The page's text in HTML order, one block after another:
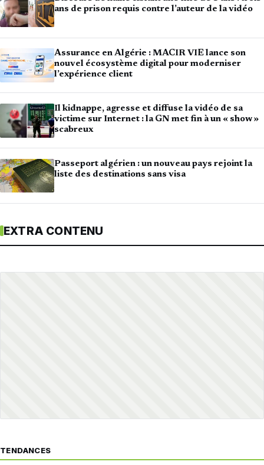
ans de prison requis contre l’auteur de la vidéo
Assurance en Algérie : MACIR VIE lance son
nouvel écosystème digital pour moderniser
l’expérience client
Il kidnappe, agresse et diffuse la vidéo de sa
victime sur Internet : la GN met fin à un « show »
scabreux
Passeport algérien : un nouveau pays rejoint la
liste des destinations sans visa
EXTRA CONTENU
TENDANCES